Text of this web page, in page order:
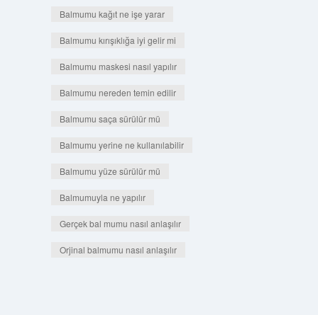
Balmumu kağıt ne işe yarar
Balmumu kırışıklığa iyi gelir mi
Balmumu maskesi nasıl yapılır
Balmumu nereden temin edilir
Balmumu saça sürülür mü
Balmumu yerine ne kullanılabilir
Balmumu yüze sürülür mü
Balmumuyla ne yapılır
Gerçek bal mumu nasıl anlaşılır
Orjinal balmumu nasıl anlaşılır